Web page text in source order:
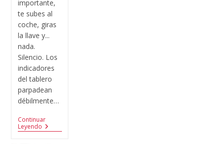
importante,
te subes al
coche, giras
la llave y...
nada.
Silencio. Los
indicadores
del tablero
parpadean
débilmente…
Continuar
Leyendo